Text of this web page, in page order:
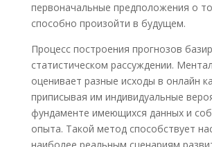
первоначальные предположения о
способно произойти в будущем.
Процесс построения прогнозов
статистическом рассуждении.
оценивает разные исходы в онлайн
приписывая им индивидуальные
фундаменте имеющихся данных и
опыта. Такой метод способствует